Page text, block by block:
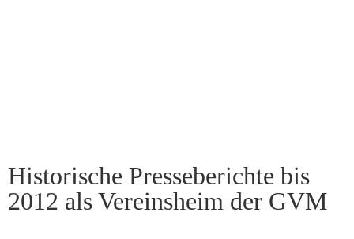
Historische Presseberichte bis
2012 als Vereinsheim der GVM